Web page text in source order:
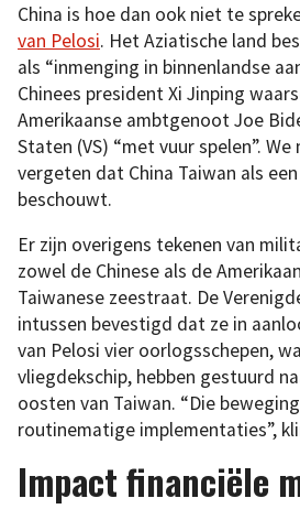
China is hoe dan ook niet te
van Pelosi. Het Aziatische land
als “inmenging in binnenlandse
Chinees president Xi Jinping
Amerikaanse ambtgenoot Joe
Staten (VS) “met vuur spelen”.
vergeten dat China Taiwan als
beschouwt.
Er zijn overigens tekenen van
zowel de Chinese als de
Taiwanese zeestraat. De
intussen bevestigd dat ze in
van Pelosi vier oorlogsschepen,
vliegdekschip, hebben gestuurd
oosten van Taiwan. “Die
routinematige implementaties”,
Impact financiële